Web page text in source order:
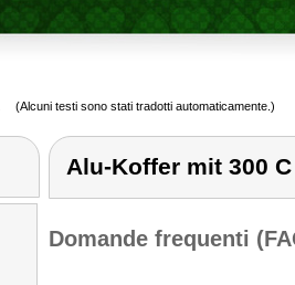
(Alcuni testi sono stati tradotti automaticamente.)
Alu-Koffer mit 300 C
Domande frequenti